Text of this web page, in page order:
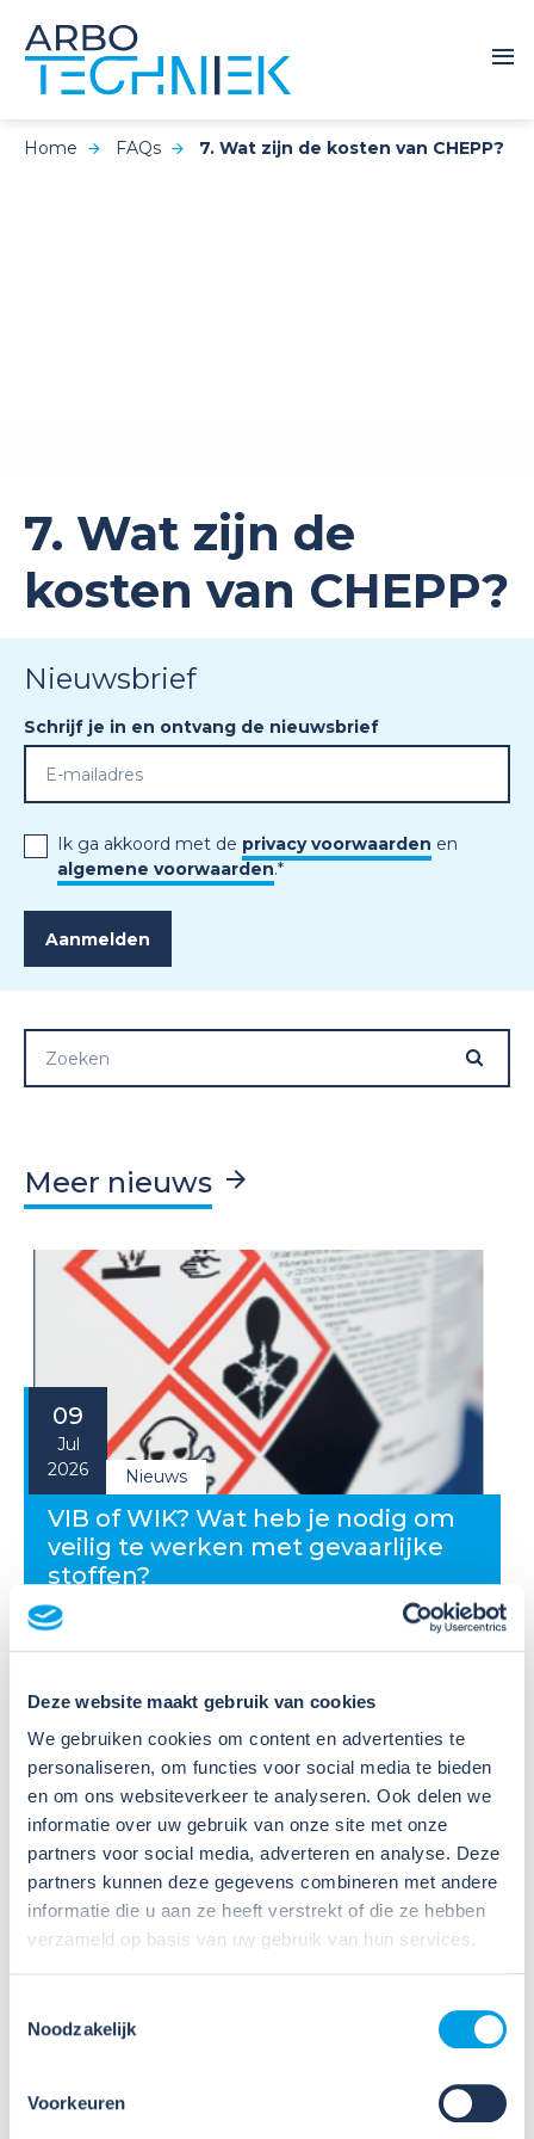
Deze website maakt gebruik van cookies
We gebruiken cookies om content en advertenties te
personaliseren, om functies voor social media te bieden
en om ons websiteverkeer te analyseren. Ook delen we
informatie over uw gebruik van onze site met onze
partners voor social media, adverteren en analyse. Deze
partners kunnen deze gegevens combineren met andere
informatie die u aan ze heeft verstrekt of die ze hebben
verzameld op basis van uw gebruik van hun services.
Noodzakelijk
Voorkeuren
Home FAQs 7. Wat zijn de kosten van CHEPP?
7. Wat zijn de
kosten van CHEPP?
Nieuwsbrief
Schrijf je in en ontvang de nieuwsbrief
Ik ga akkoord met de privacy voorwaarden en
algemene voorwaarden.*
Meer nieuws
09
Jul
2026
Nieuws
VIB of WIK? Wat heb je nodig om
veilig te werken met gevaarlijke
stoffen?
Veel organisaties hebben
beschikbaar voor de gevaarlijke stoffen waarmee zij
werken. Dat is een belangrijke eerste stap, maar
daarmee voldoe je nog niet aan de verplichtingen
u...
Lees verder
2026